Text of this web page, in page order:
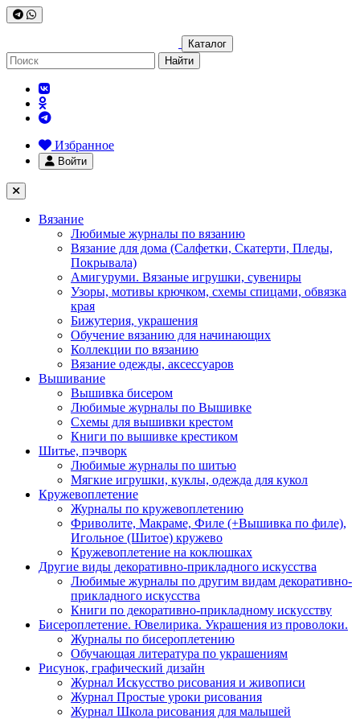
Каталог
Найти
Избранное
Войти
Вязание
Любимые журналы по вязанию
Вязание для дома (Салфетки, Скатерти, Пледы,
Покрывала)
Амигуруми. Вязаные игрушки, сувениры
Узоры, мотивы крючком, схемы спицами, обвязка
края
Бижутерия, украшения
Обучение вязанию для начинающих
Коллекции по вязанию
Вязание одежды, аксессуаров
Вышивание
Вышивка бисером
Любимые журналы по Вышивке
Схемы для вышивки крестом
Книги по вышивке крестиком
Шитье, пэчворк
Любимые журналы по шитью
Мягкие игрушки, куклы, одежда для кукол
Кружевоплетение
Журналы по кружевоплетению
Фриволите, Макраме, Филе (+Вышивка по филе),
Игольное (Шитое) кружево
Кружевоплетение на коклюшках
Другие виды декоративно-прикладного искусства
Любимые журналы по другим видам декоративно-
прикладного искусства
Книги по декоративно-прикладному искусству
Бисероплетение. Ювелирика. Украшения из проволоки.
Журналы по бисероплетению
Обучающая литература по украшениям
Рисунок, графический дизайн
Журнал Искусство рисования и живописи
Журнал Простые уроки рисования
Журнал Школа рисования для малышей